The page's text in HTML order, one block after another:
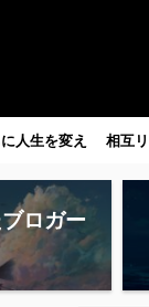
人生を変え
へ。
相互
ロガー